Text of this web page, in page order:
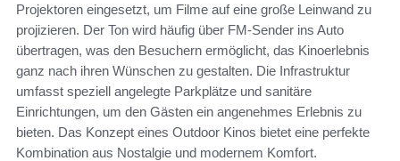
Projektoren eingesetzt, um Filme auf eine große Leinwand zu
projizieren. Der Ton wird häufig über FM-Sender ins Auto
übertragen, was den Besuchern ermöglicht, das Kinoerlebnis
ganz nach ihren Wünschen zu gestalten. Die Infrastruktur
umfasst speziell angelegte Parkplätze und sanitäre
Einrichtungen, um den Gästen ein angenehmes Erlebnis zu
bieten. Das Konzept eines Outdoor Kinos bietet eine perfekte
Kombination aus Nostalgie und modernem Komfort.